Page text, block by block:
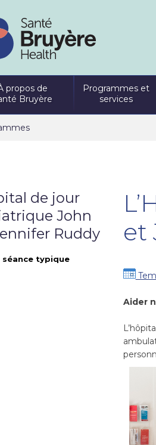
propos de
Bruyère
Programmes et
services
de jour
John
Ruddy
séance typique
et
Aider